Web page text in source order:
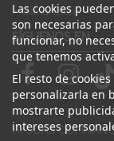
Canal Ético
Las cookies
son necesarias
funcionar, no
que tenemos
El resto de
personalizarla en
mostrarte
intereses
SÍGUENOS EN
AYUDAS